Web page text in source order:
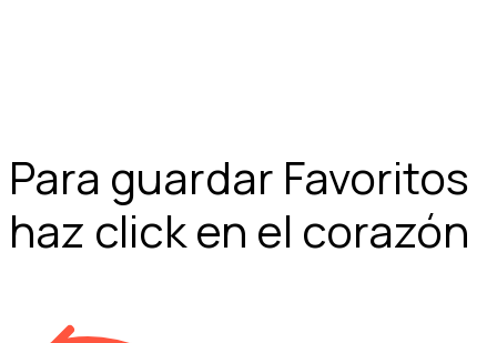
Para guardar Favoritos
haz click en el corazón